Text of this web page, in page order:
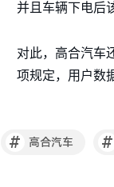
并且车辆下电后
对此，高合汽车
项规定，用户数
# 高合汽车 #